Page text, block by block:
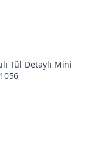
Tül Detaylı Mini